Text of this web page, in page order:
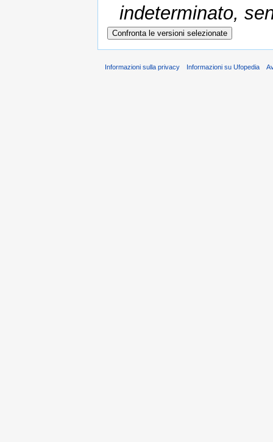
indeterminato,
Informazioni sulla privacy Informazioni su Ufopedia